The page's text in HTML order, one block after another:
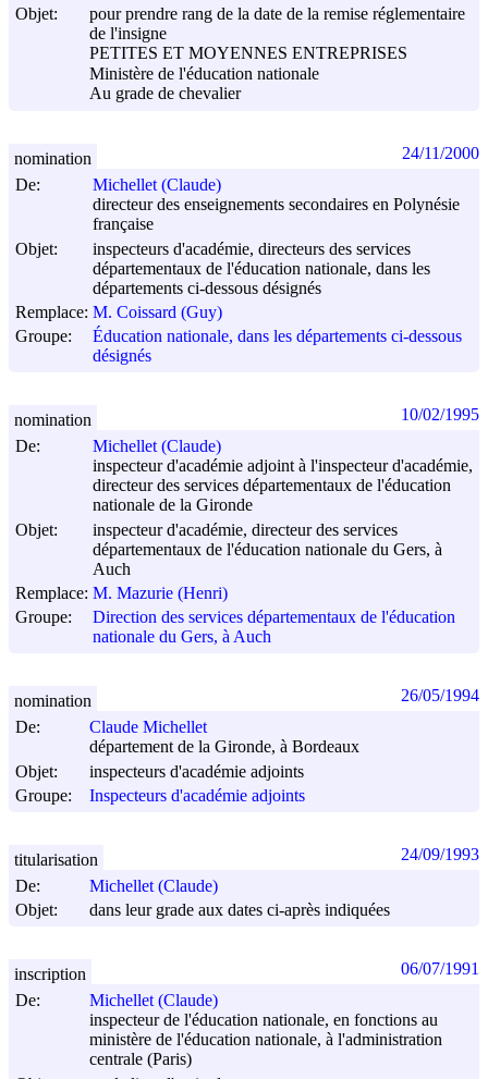
Objet:
pour prendre rang de la date de la remise réglementaire
de l'insigne
PETITES ET MOYENNES ENTREPRISES
Ministère de l'éducation nationale
Au grade de chevalier
De:
Michellet (Claude)
directeur des enseignements secondaires en Polynésie
française
Objet:
inspecteurs d'académie, directeurs des services
départementaux de l'éducation nationale, dans les
départements ci-dessous désignés
Remplace: M. Coissard (Guy)
Groupe:
Éducation nationale, dans les départements ci-dessous
désignés
nomination 24/11/2000
De:
Michellet (Claude)
inspecteur d'académie adjoint à l'inspecteur d'académie,
directeur des services départementaux de l'éducation
nationale de la Gironde
Objet:
inspecteur d'académie, directeur des services
départementaux de l'éducation nationale du Gers, à
Auch
Remplace: M. Mazurie (Henri)
Groupe:
Direction des services départementaux de l'éducation
nationale du Gers, à Auch
nomination 10/02/1995
De:
Claude Michellet
département de la Gironde, à Bordeaux
Objet:
inspecteurs d'académie adjoints
Groupe:
Inspecteurs d'académie adjoints
nomination 26/05/1994
De:
Michellet (Claude)
Objet:
dans leur grade aux dates ci-après indiquées
titularisation 24/09/1993
De:
Michellet (Claude)
inspecteur de l'éducation nationale, en fonctions au
ministère de l'éducation nationale, à l'administration
centrale (Paris)
inscription 06/07/1991